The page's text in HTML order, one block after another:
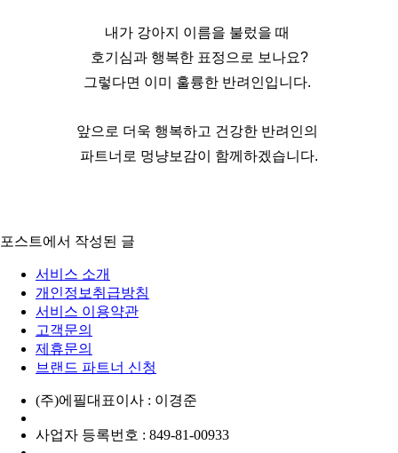
내가 강아지 이름을 불렀을 때
호기심과 행복한 표정으로 보나요?
그렇다면 이미 훌륭한 반려인입니다.
앞으로 더욱 행복하고 건강한 반려인의
파트너로 멍냥보감이 함께하겠습니다.
포스트에서 작성된 글
서비스 소개
개인정보취급방침
서비스 이용약관
고객문의
제휴문의
브랜드 파트너 신청
(주)에필대표이사 : 이경준
사업자 등록번호 : 849-81-00933